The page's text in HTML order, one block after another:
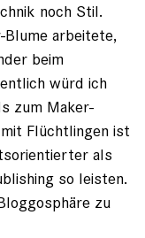
noch Stil.
Blume arbeitete,
beim
würd ich
zum Maker-
Flüchtlingen ist
als
so leisten.
zu